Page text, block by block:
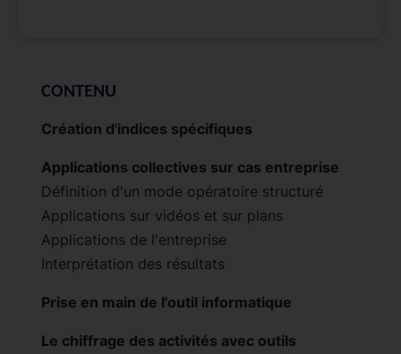
CONTENU
Création d'indices spécifiques
Applications collectives sur cas entreprise
Définition d'un mode opératoire structuré
Applications sur vidéos et sur plans
Applications de l'entreprise
Interprétation des résultats
Prise en main de l'outil informatique
Le chiffrage des activités avec outils